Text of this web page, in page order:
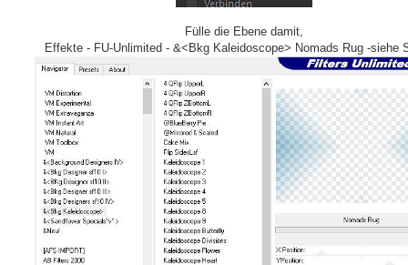
Fülle die Ebene damit,
Effekte - FU-Unlimited - &<Bkg Kaleidoscope> Nomads Rug -siehe